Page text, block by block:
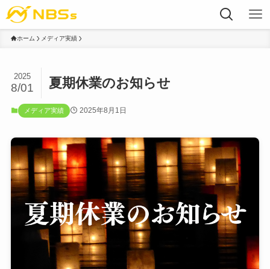
ホーム メディア実績
夏期休業のお知らせ
2025
8/01
メディア実績 2025年8月1日